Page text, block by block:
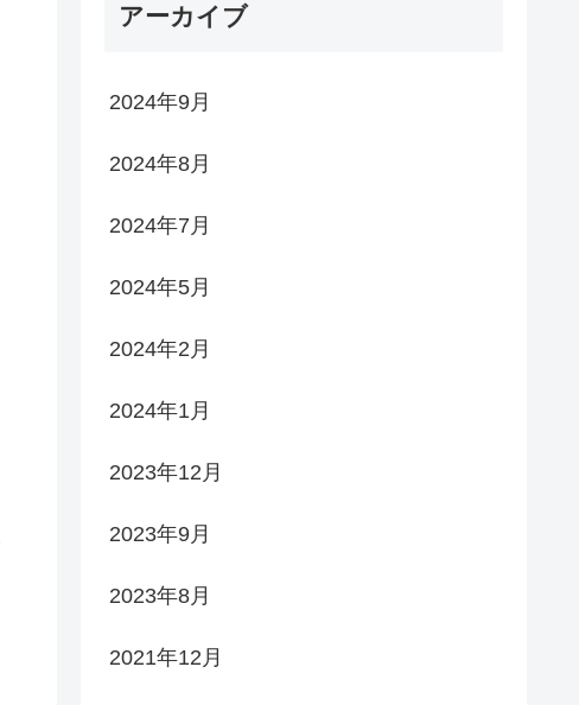
アーカイブ
2024年9月
2024年8月
2024年7月
2024年5月
2024年2月
2024年1月
2023年12月
2023年9月
2023年8月
2021年12月